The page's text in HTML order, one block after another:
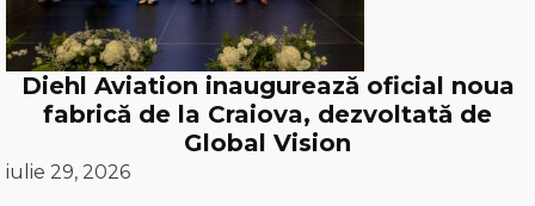
Diehl Aviation inaugurează oficial noua
fabrică de la Craiova, dezvoltată de
Global Vision
iulie 29, 2026